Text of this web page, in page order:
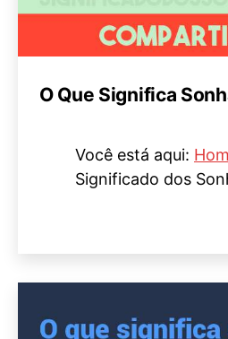
O Que Significa
Você está aqui:
Significado dos